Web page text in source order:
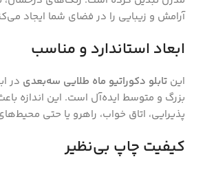
آرامش و زیبایی را در فضای شما ایجاد
ابعاد استاندارد و مناسب
این تابلو دکوراتیو ماه طلایی سه‌بعدی در
بزرگ و متوسط ایده‌آل است. این اندازه
پذیرایی، اتاق خواب، راهرو یا حتی
کیفیت چاپ بی‌نظیر
Instagram